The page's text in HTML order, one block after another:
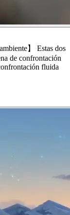
】 Estas dos
de confrontación
fluida